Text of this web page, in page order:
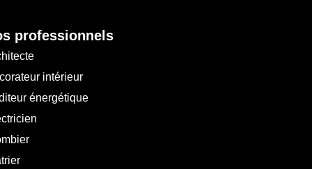
professionnels
intérieur
énergétique